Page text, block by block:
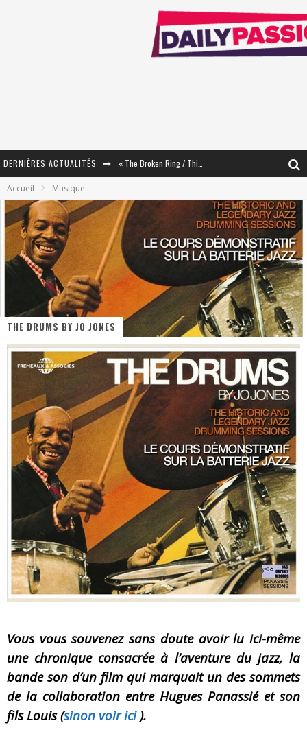
DERNIÈRES ACTUALITÉS
« Le Béton et le Bambou / Propositions pour Mayotte et le Monde. » - Améliorations !
Star Fox
« MOFUSAND / Parler Japonais » – Des Expressions Pratiques !
« Dr Wertham / L’homme qui étudia les tueurs en série » - Un Métier à Risque !
Assassin's Creed Black Flag Resynced
« Le Vent dand les Saules » - Une Belle Histoire !
« Love is a Boxing Ring (Tomes 1 & 2) » – Un Passé Trouble !
« WOLF-MAN / Integrale Tomes 1 et 2 » - Cruelle Vengeance !
Accueil Musique
THE DRUMS BY JO JONES
Vous vous souvenez sans doute avoir lu ici-même
une chronique consacrée à l’aventure du jazz, la
bande son d’un film qui marquait un des sommets
de la collaboration entre Hugues Panassié et son
fils Louis (sinon voir ici).